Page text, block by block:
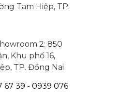
Tam Hiệp, TP.
2: 850
Khu phố 16,
TP. Đồng Nai
67 39 - 0939 076